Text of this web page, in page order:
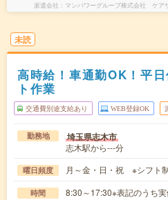
派遣会社 マンパワーグループ株式会社 ケア
未読
高時給！車通勤OK！平
ト作業
交通費別途支給あり WEB登録OK
勤務地 埼玉県志木市
志木駅から---分
曜日頻度 月～金・日・祝 ※シフト
時間 8:30～17:30※表記のうち実